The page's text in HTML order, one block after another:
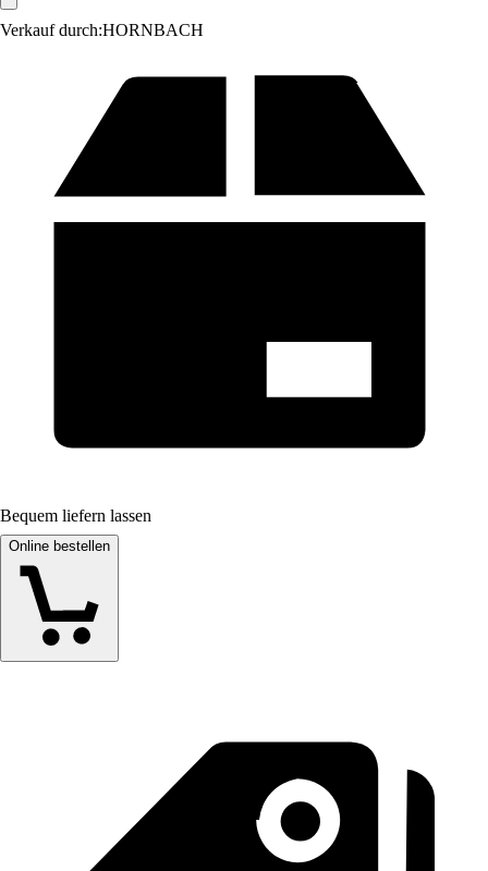
Verkauf durch:HORNBACH
Bequem liefern lassen
Online bestellen